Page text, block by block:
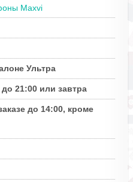
Maxvi
Ультра
21:00 или завтра
до 14:00, кроме